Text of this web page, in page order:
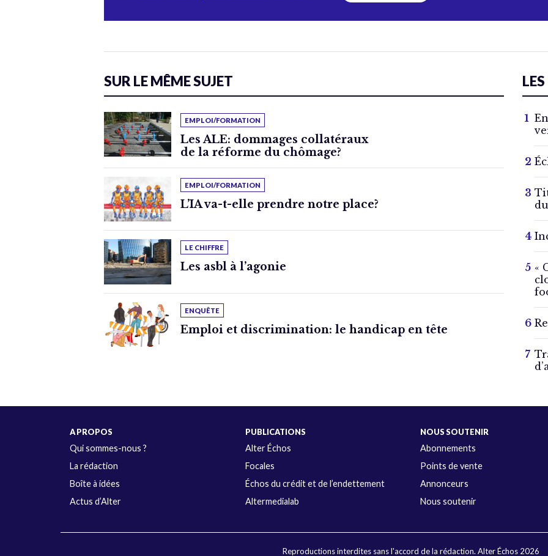
SUR LE MÊME SUJET
EMPLOI/FORMATION
Les ALE: dommages collatéraux
de la réforme du chômage?
EMPLOI/FORMATION
L’IA va-t-elle prendre notre place?
LE CHIFFRE
Les asbl à l’agonie
ENQUÊTE
Emploi et discrimination: le handicap en tête
«
A PROPOS
Qui sommes-nous ?
La rédaction
Boîte à idées
Actus d’Alter
PUBLICATIONS
Alter Échos
Focales
Échos du crédit et de l’endettement
Altermedialab
NOUS SOUTENIR
Abonnements
Points de vente
Annonceurs
Nous soutenir
Reproductions interdites sans l'accord de la rédaction. Alter Échos 2026